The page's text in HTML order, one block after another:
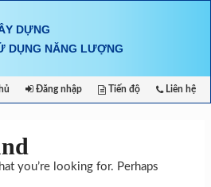
DỰNG
DỤNG NĂNG LƯỢNG
Đăng nhập Tiến độ Liên hệ
you’re looking for. Perhaps